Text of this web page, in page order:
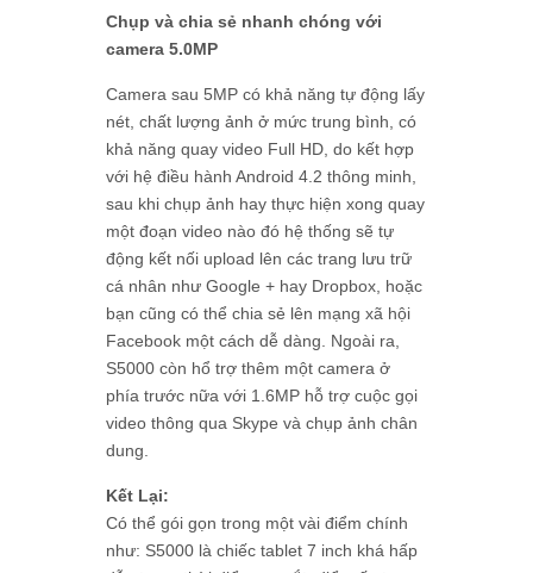
Chụp và chia sẻ nhanh chóng với
camera 5.0MP
Camera sau 5MP có khả năng tự động lấy
nét, chất lượng ảnh ở mức trung bình, có
khả năng quay video Full HD, do kết hợp
với hệ điều hành Android 4.2 thông minh,
sau khi chụp ảnh hay thực hiện xong quay
một đoạn video nào đó hệ thống sẽ tự
động kết nối upload lên các trang lưu trữ
cá nhân như Google + hay Dropbox, hoặc
bạn cũng có thể chia sẻ lên mạng xã hội
Facebook một cách dễ dàng. Ngoài ra,
S5000 còn hổ trợ thêm một camera ở
phía trước nữa với 1.6MP hỗ trợ cuộc gọi
video thông qua Skype và chụp ảnh chân
dung.
Kết Lại:
Có thể gói gọn trong một vài điểm chính
như: S5000 là chiếc tablet 7 inch khá hấp